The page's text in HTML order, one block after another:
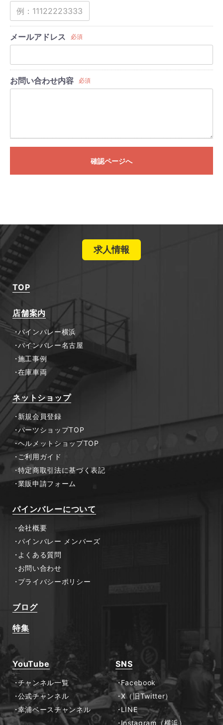
メールアドレス 必須
お問い合わせ内容 必須
確認ページへ
求人情報
TOP
店舗案内
パインバレー横浜
パインバレー名古屋
施工事例
在庫車両
ネットショップ
新規会員登録
パーツショップTOP
ヘルメットショップTOP
ご利用ガイド
特定商取引法に基づく表記
業販申請フォーム
パインバレーについて
会社概要
パインバレー メンバーズ
よくある質問
お問い合わせ
プライバシーポリシー
ブログ
特集
YouTube
チャンネル一覧
公式チャンネル
幸浦ベースチャンネル
SNS
Facebook
X（旧Twitter）
LINE
Instagram（横浜）